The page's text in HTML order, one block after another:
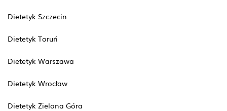
Dietetyk Szczecin
Dietetyk Toruń
Dietetyk Warszawa
Dietetyk Wrocław
Dietetyk Zielona Góra